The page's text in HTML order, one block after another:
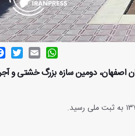
Email
WhatsApp
اصفهان، دومین سازه بزرگ خشتی و